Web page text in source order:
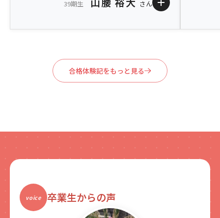
39期生 さん
きました。S特進コースでの学習時間とクラブ活
動の時間を両立するためにスキマ時間を無駄に
夢や目標は自分の努力によって実現に近づいて
ください。
作品を
合格体験記をもっと見る
voice 卒業生からの声